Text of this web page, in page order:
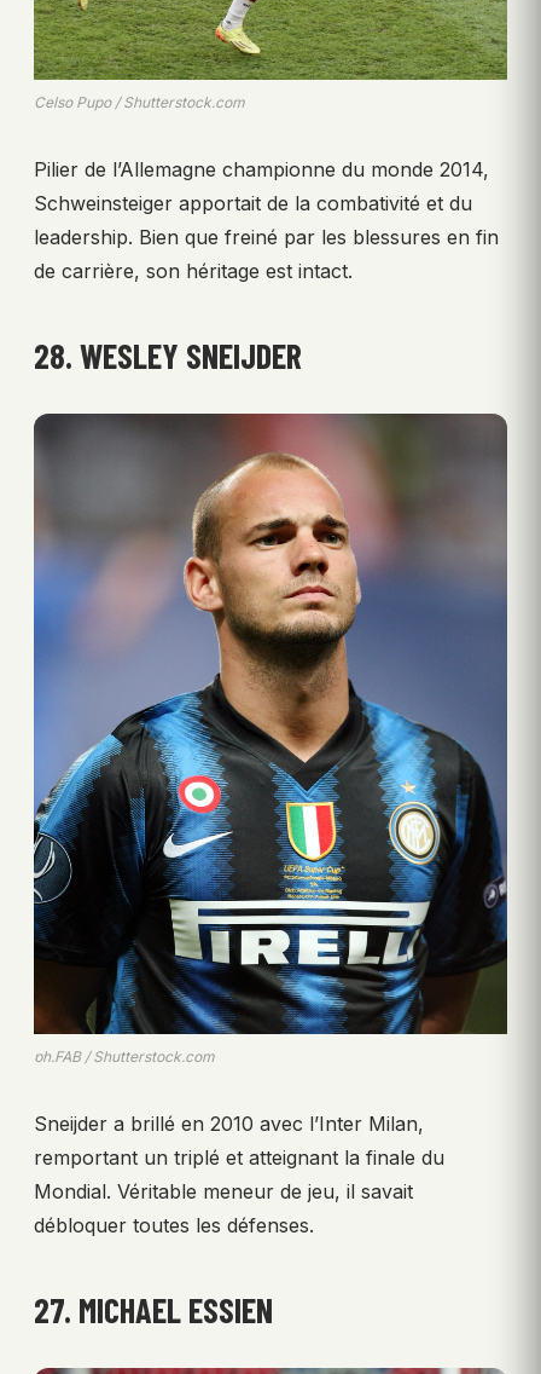
Celso Pupo / Shutterstock.com
Pilier de l’Allemagne championne du monde 2014,
Schweinsteiger apportait de la combativité et du
leadership. Bien que freiné par les blessures en fin
de carrière, son héritage est intact.
28. WESLEY SNEIJDER
ph.FAB / Shutterstock.com
Sneijder a brillé en 2010 avec l’Inter Milan,
remportant un triplé et atteignant la finale du
Mondial. Véritable meneur de jeu, il savait
débloquer toutes les défenses.
27. MICHAEL ESSIEN